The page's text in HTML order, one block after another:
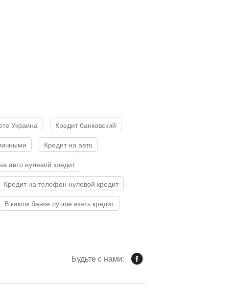
Украина Кредит банковский
Кредит на авто
авто нулевой кредит
Кредит на телефон нулевой кредит
В каком банке лучше взять кредит
Будьте с нами: